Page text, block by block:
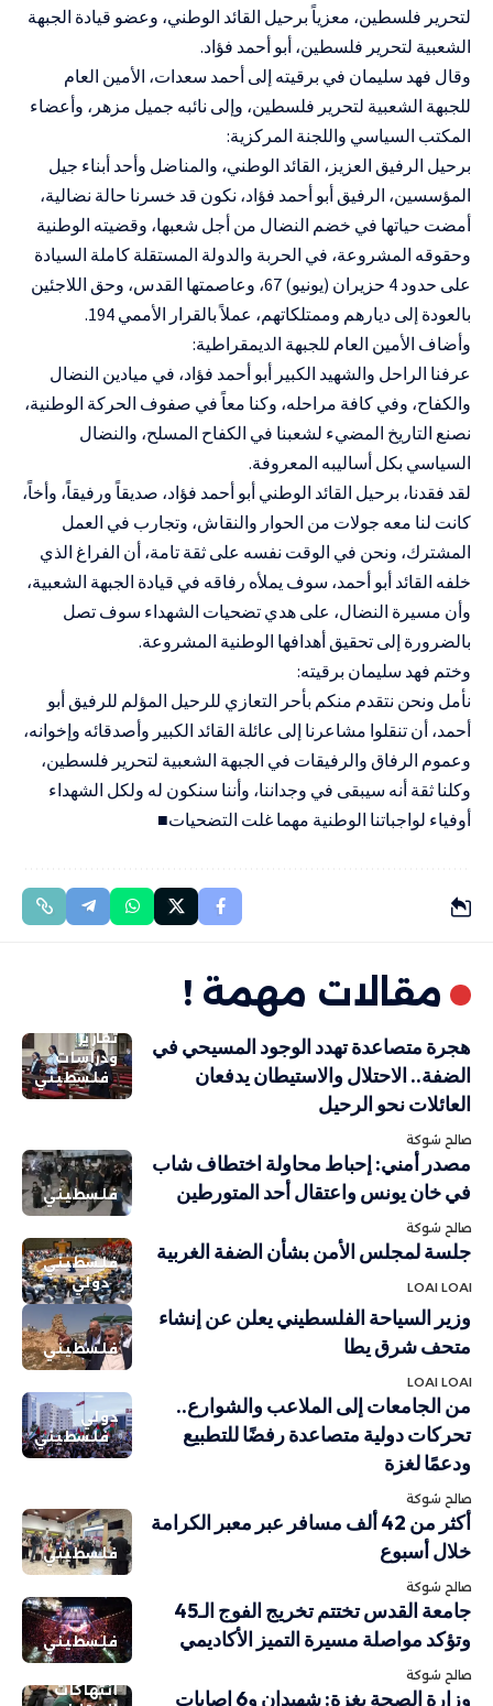
لتحرير فلسطين، معزياً برحيل القائد الوطني، وعضو قيادة الجبهة
الشعبية لتحرير فلسطين، أبو أحمد فؤاد.
وقال فهد سليمان في برقيته إلى أحمد سعدات، الأمين العام
للجبهة الشعبية لتحرير فلسطين، وإلى نائبه جميل مزهر، وأعضاء
المكتب السياسي واللجنة المركزية:
برحيل الرفيق العزيز، القائد الوطني، والمناضل وأحد أبناء جيل
المؤسسين، الرفيق أبو أحمد فؤاد، نكون قد خسرنا حالة نضالية،
أمضت حياتها في خضم النضال من أجل شعبها، وقضيته الوطنية
وحقوقه المشروعة، في الحربة والدولة المستقلة كاملة السيادة
على حدود 4 حزيران (يونيو) 67، وعاصمتها القدس، وحق اللاجئين
بالعودة إلى ديارهم وممتلكاتهم، عملاً بالقرار الأممي 194.
وأضاف الأمين العام للجبهة الديمقراطية:
عرفنا الراحل والشهيد الكبير أبو أحمد فؤاد، في ميادين النضال
والكفاح، وفي كافة مراحله، وكنا معاً في صفوف الحركة الوطنية،
نصنع التاريخ المضيء لشعبنا في الكفاح المسلح، والنضال
السياسي بكل أساليبه المعروفة.
لقد فقدنا، برحيل القائد الوطني أبو أحمد فؤاد، صديقاً ورفيقاً، وأخاً،
كانت لنا معه جولات من الحوار والنقاش، وتجارب في العمل
المشترك، ونحن في الوقت نفسه على ثقة تامة، أن الفراغ الذي
خلفه القائد أبو أحمد، سوف يملأه رفاقه في قيادة الجبهة الشعبية،
وأن مسيرة النضال، على هدي تضحيات الشهداء سوف تصل
بالضرورة إلى تحقيق أهدافها الوطنية المشروعة.
وختم فهد سليمان برقيته:
نأمل ونحن نتقدم منكم بأحر التعازي للرحيل المؤلم للرفيق أبو
أحمد، أن تنقلوا مشاعرنا إلى عائلة القائد الكبير وأصدقائه وإخوانه،
وعموم الرفاق والرفيقات في الجبهة الشعبية لتحرير فلسطين،
وكلنا ثقة أنه سيبقى في وجداننا، وأننا سنكون له ولكل الشهداء
أوفياء لواجباتنا الوطنية مهما غلت التضحيات■
مقالات مهمة !
تقارير
ودراسات
فلسطيني
هجرة متصاعدة تهدد الوجود المسيحي في
الضفة.. الاحتلال والاستيطان يدفعان
العائلات نحو الرحيل
صالح شوكة
فلسطيني
مصدر أمني: إحباط محاولة اختطاف شاب
في خان يونس واعتقال أحد المتورطين
صالح شوكة
فلسطيني
دولي
جلسة لمجلس الأمن بشأن الضفة الغربية
LOAI LOAI
فلسطيني
وزير السياحة الفلسطيني يعلن عن إنشاء
متحف شرق يطا
LOAI LOAI
دولي
فلسطيني
من الجامعات إلى الملاعب والشوارع..
تحركات دولية متصاعدة رفضًا للتطبيع
ودعمًا لغزة
صالح شوكة
فلسطيني
أكثر من 42 ألف مسافر عبر معبر الكرامة
خلال أسبوع
صالح شوكة
فلسطيني
جامعة القدس تختتم تخريج الفوج الـ45
وتؤكد مواصلة مسيرة التميز الأكاديمي
صالح شوكة
انتهاكات
وزارة الصحة بغزة: شهيدان و6 إصابات